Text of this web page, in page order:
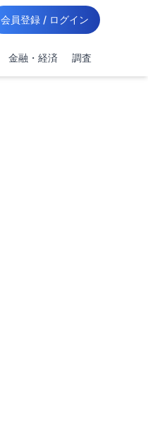
会員登録 / ログイン
金融・経済 調査